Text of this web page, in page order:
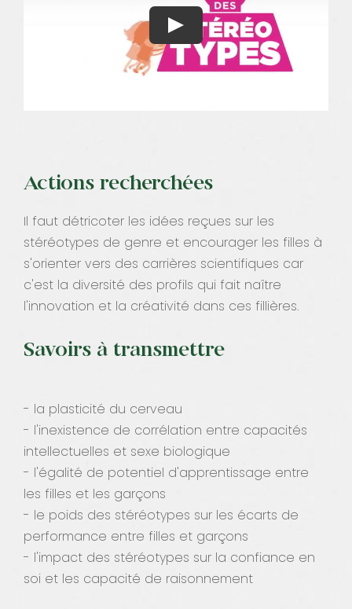
Actions recherchées
Il faut détricoter les idées reçues sur les
stéréotypes de genre et encourager les filles à
s'orienter vers des carrières scientifiques car
c'est la diversité des profils qui fait naître
l'innovation et la créativité dans ces fillières.
Savoirs à transmettre
- la plasticité du cerveau
- l'inexistence de corrélation entre capacités
intellectuelles et sexe biologique
- l'égalité de potentiel d'apprentissage entre
les filles et les garçons
- le poids des stéréotypes sur les écarts de
performance entre filles et garçons
- l'impact des stéréotypes sur la confiance en
soi et les capacité de raisonnement